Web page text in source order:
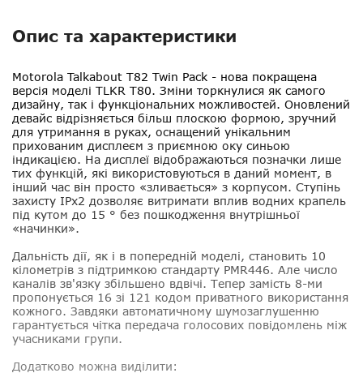
Опис та характеристики
Motorola Talkabout T82 Twin Pack - нова покращена
версія моделі TLKR T80. Зміни торкнулися як самого
дизайну, так і функціональних можливостей. Оновлений
девайс відрізняється більш плоскою формою, зручний
для утримання в руках, оснащений унікальним
прихованим дисплеєм з приємною оку синьою
індикацією. На дисплеї відображаються позначки лише
тих функцій, які використовуються в даний момент, в
інший час він просто «зливається» з корпусом. Ступінь
захисту IPx2 дозволяє витримати вплив водних крапель
під кутом до 15 ° без пошкодження внутрішньої
«начинки».
Дальність дії, як і в попередній моделі, становить 10
кілометрів з підтримкою стандарту PMR446. Але число
каналів зв'язку збільшено вдвічі. Тепер замість 8-ми
пропонується 16 зі 121 кодом приватного використання
кожного. Завдяки автоматичному шумозаглушенню
гарантується чітка передача голосових повідомлень між
учасниками групи.
Додатково можна виділити: